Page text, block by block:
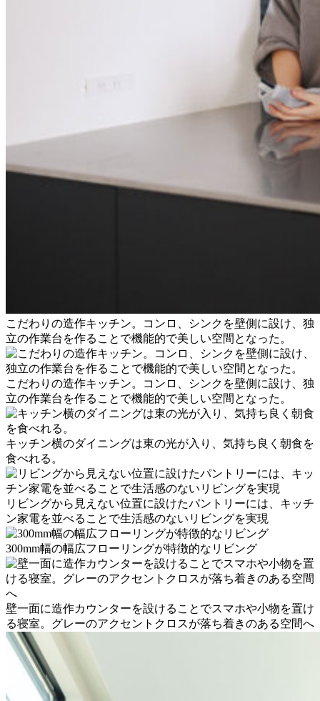
こだわりの造作キッチン。コンロ、シンクを壁側に設け、独
立の作業台を作ることで機能的で美しい空間となった。
こだわりの造作キッチン。コンロ、シンクを壁側に設け、独
立の作業台を作ることで機能的で美しい空間となった。
キッチン横のダイニングは東の光が入り、気持ち良く朝食を
食べれる。
リビングから見えない位置に設けたパントリーには、キッチ
ン家電を並べることで生活感のないリビングを実現
300mm幅の幅広フローリングが特徴的なリビング
壁一面に造作カウンターを設けることでスマホや小物を置け
る寝室。グレーのアクセントクロスが落ち着きのある空間へ